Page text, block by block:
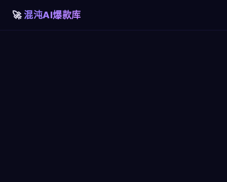
混沌AI爆款库